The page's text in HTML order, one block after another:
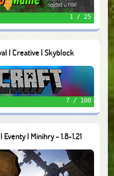
1 / 25
| Creative | Skyblock
7 / 100
| Minihry - 1.8-1.21